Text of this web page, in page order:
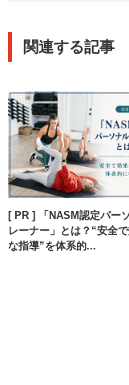
関連する記事
[ PR ] 「NASM認定パー
レーナー」とは？“安全
な指導”を体系的...